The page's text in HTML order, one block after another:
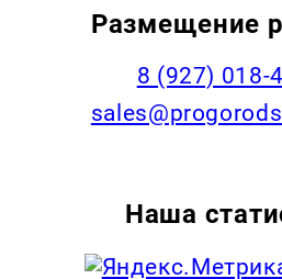
Размещение
8 (927) 018-
Наша